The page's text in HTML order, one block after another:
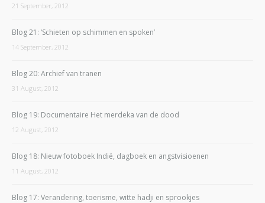
21 September, 2012
Blog 21: ‘Schieten op schimmen en spoken’
14 September, 2012
Blog 20: Archief van tranen
31 August, 2012
Blog 19: Documentaire Het merdeka van de dood
12 August, 2012
Blog 18: Nieuw fotoboek Indië, dagboek en angstvisioenen
11 August, 2012
Blog 17: Verandering, toerisme, witte hadji en sprookjes